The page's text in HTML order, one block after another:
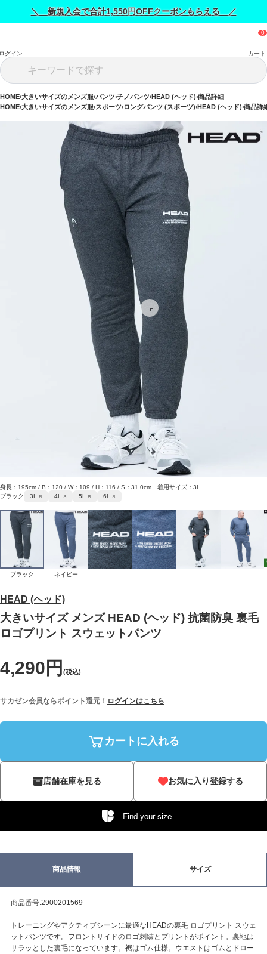
＼ 新規入会で合計1,550円OFFクーポンもらえる ／
グイン カート
HOME 大きいサイズのメンズ服 パンツ チノパンツ HEAD (ヘッド) 商品詳細
HOME 大きいサイズのメンズ服 スポーツ ロングパンツ (スポーツ) HEAD (ヘッド) 商品詳
HEAD (ヘッド)
大きいサイズ メンズ HEAD (ヘッド) 抗菌防臭 裏毛
ロゴプリント スウェットパンツ
4,290円 (税込)
サカゼン会員ならポイント還元！ ログインはこちら
カートに入れる
店舗在庫を見る お気に入り登録する
Find your size
身長：195cm / B：120 / W：109 / H：116 / S：31.0cm 着用サイズ：3L
ブラック
3L × 4L × 5L × 6L ×
ブラック ネイビー
商品情報 サイズ
商品番号:2900201569
トレーニングやアクティブシーンに最適なHEADの裏毛 ロゴプリント スウェ
ットパンツです。フロントサイドのロゴ刺繍とプリントがポイント。裏地は
サラッとした裏毛になっています。裾はゴム仕様。ウエストはゴムとドロー